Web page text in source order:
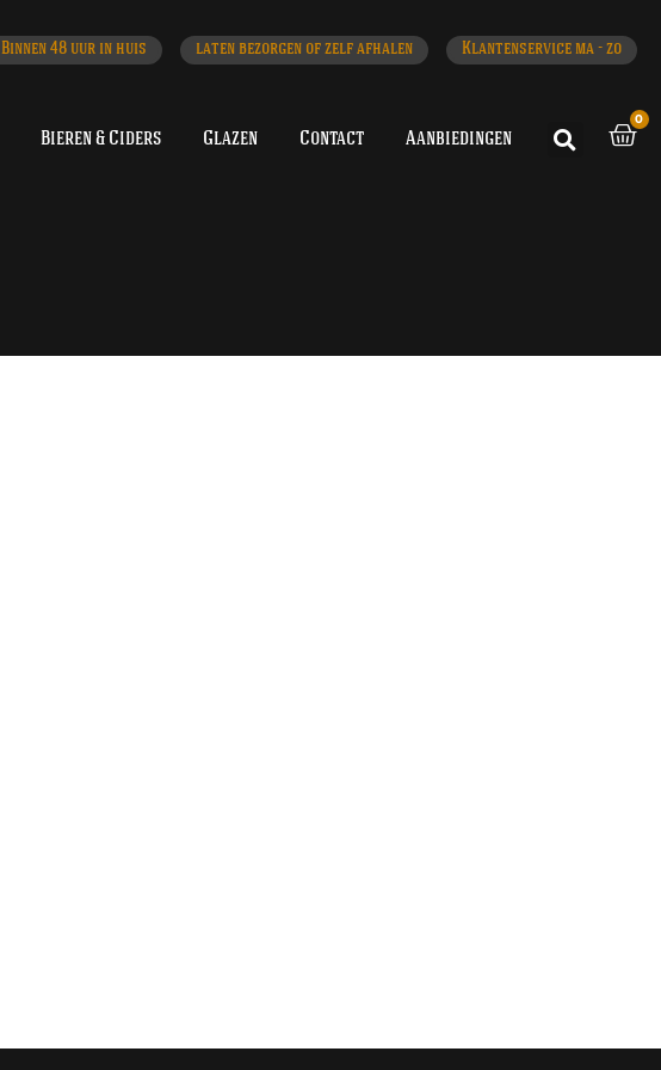
Binnen 48 uur in huis laten bezorgen of zelf afhalen Klantenservice ma - zo
Bieren & Ciders Glazen Contact Aanbiedingen
0